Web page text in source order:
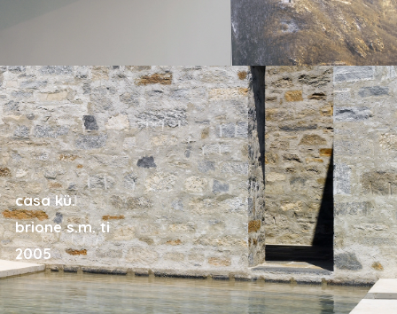
casa kü.
brione s.m. ti
2005